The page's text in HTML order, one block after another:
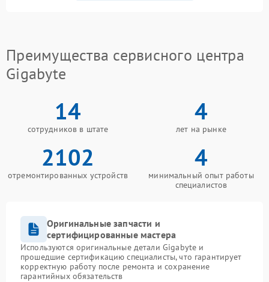
Преимущества сервисного центра
Gigabyte
14
сотрудников в штате
4
лет на рынке
2102
отремонтированных устройств
4
минимальный опыт работы
специалистов
Оригинальные запчасти и
сертифицированные мастера
Используются оригинальные детали Gigabyte и
прошедшие сертификацию специалисты, что гарантирует
корректную работу после ремонта и сохранение
гарантийных обязательств